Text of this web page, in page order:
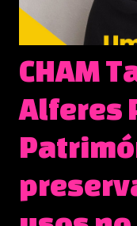
CHAM
Alferes